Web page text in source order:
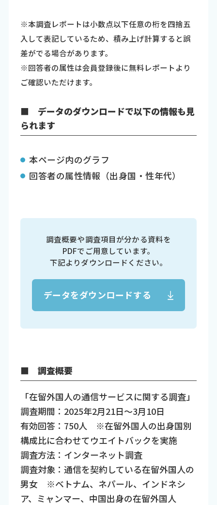
※本調査レポートは小数点以下任意の桁を四捨五
入して表記しているため、積み上げ計算すると誤
差がでる場合があります。
※回答者の属性は会員登録後に無料レポートより
ご確認いただけます。
■ データのダウンロードで以下の情報も見
られます
本ページ内のグラフ
回答者の属性情報（出身国・性年代）
調査概要や調査項目が分かる資料を
PDFでご用意しています。
下記よりダウンロードください。
データをダウンロードする
■ 調査概要
「在留外国人の通信サービスに関する調査」
調査期間：2025年2月21日～3月10日
有効回答：750人 ※在留外国人の出身国別
構成比に合わせてウエイトバックを実施
調査方法：インターネット調査
調査対象：通信を契約している在留外国人の
男女 ※ベトナム、ネパール、インドネシ
ア、ミャンマー、中国出身の在留外国人